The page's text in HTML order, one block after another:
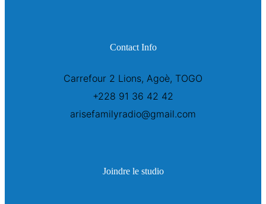
Contact Info
Carrefour 2 Lions, Agoè, TOGO
+228 91 36 42 42
arisefamilyradio@gmail.com
Joindre le studio